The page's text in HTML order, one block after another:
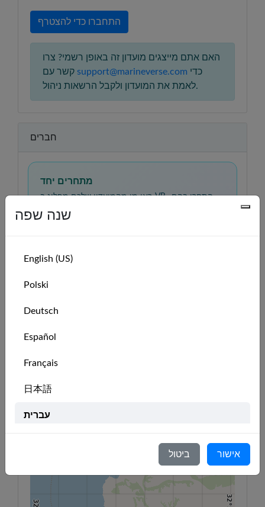
התחברו כדי להצטרף
האם אתם מייצגים מועדון זה באופן רשמי? צרו
קשר עם support@marineverse.com כדי
לאמת את המועדון ולקבל הרשאות ניהול.
חברים
מתחרים יחד
ראו מי מהמועדון שלכם מפליג ב-VR, התחרו בהם,
לומדים יחד
בעצמם.
Notorious
32°54'N
32°58'N
+
−
שנה שפה
English (US)
Polski
Deutsch
Español
Français
日本語
עברית
ביטול אישור